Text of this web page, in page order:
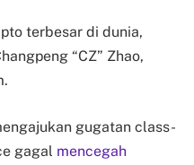
terbesar di dunia,
“CZ” Zhao,
gugatan class-
gagal mencegah